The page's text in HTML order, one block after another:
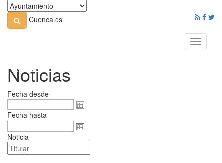
Cuenca.es
Toggle
Noticias
Fecha desde
Fecha hasta
Noticia